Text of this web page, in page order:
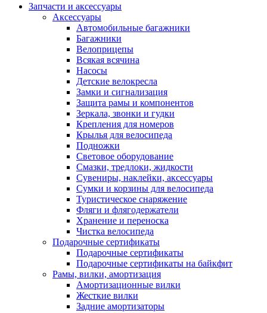
Запчасти и аксессуары
Аксессуары
Автомобильные багажники
Багажники
Велоприцепы
Всякая всячина
Насосы
Детские велокресла
Замки и сигнализация
Защита рамы и компонентов
Зеркала, звонки и гудки
Крепления для номеров
Крылья для велосипеда
Подножки
Световое оборудование
Смазки, тредлоки, жидкости
Сувениры, наклейки, аксессуары
Сумки и корзины для велосипеда
Туристическое снаряжение
Фляги и флягодержатели
Хранение и переноска
Чистка велосипеда
Подарочные сертификаты
Подарочные сертификаты
Подарочные сертификаты на байкфит
Рамы, вилки, амортизация
Амортизационные вилки
Жесткие вилки
Задние амортизаторы